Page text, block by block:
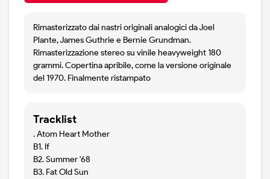
Rimasterizzato dai nastri originali analogici da Joel
Plante, James Guthrie e Bernie Grundman.
Rimasterizzazione stereo su vinile heavyweight 180
grammi. Copertina apribile, come la versione originale
del 1970. Finalmente ristampato
Tracklist
. Atom Heart Mother
B1. If
B2. Summer '68
B3. Fat Old Sun